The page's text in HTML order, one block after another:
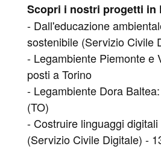
Scopri i nostri progetti in
- Dall'educazione
sostenibile (Servizio Civile
- Legambiente Piemonte e
posti a Torino
- Legambiente Dora
(TO)
- Costruire linguaggi
(Servizio Civile Digitale) -